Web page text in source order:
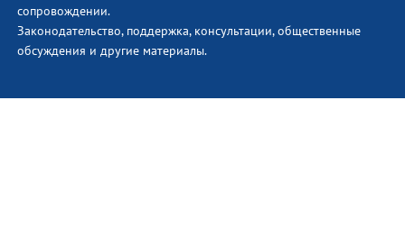
сопровождении.
Законодательство, поддержка, консультации, общественные
обсуждения и другие материалы.